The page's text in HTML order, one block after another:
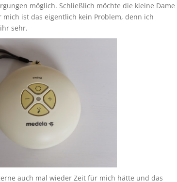
möglich. Schließlich möchte die kleine Dame
ist das eigentlich kein Problem, denn ich
sehr.
auch mal wieder Zeit für mich hätte und das